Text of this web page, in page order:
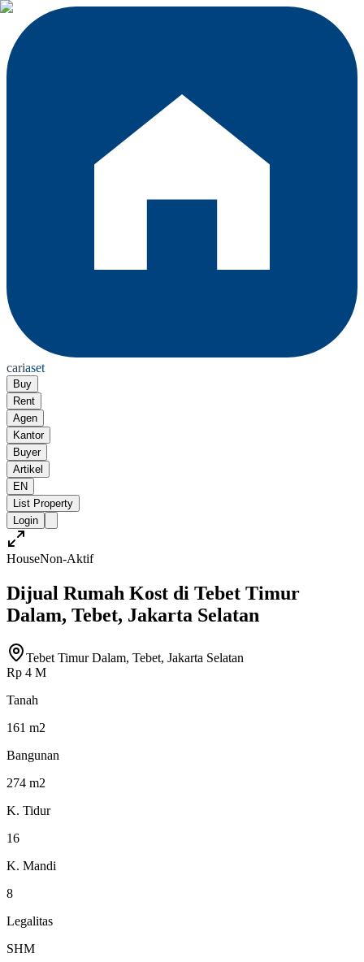
cariaset
Buy
Rent
Agen
Kantor
Buyer
Artikel
EN
List Property
Login
HouseNon-Aktif
Dijual Rumah Kost di Tebet Timur
Dalam, Tebet, Jakarta Selatan
Tebet Timur Dalam, Tebet, Jakarta Selatan
Rp 4 M
Tanah
161 m2
Bangunan
274 m2
K. Tidur
16
K. Mandi
8
Legalitas
SHM